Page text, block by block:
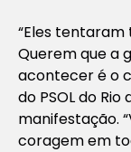
“Eles
Querem que a
acontecer é o
do PSOL do
manifestação.
coragem em